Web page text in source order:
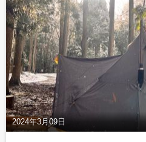
2024年3月09日